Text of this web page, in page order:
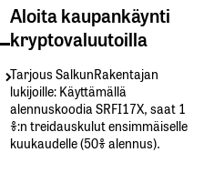
Aloita kaupankäynti
kryptovaluutoilla
Tarjous SalkunRakentajan
lukijoille: Käyttämällä​ ​
alennuskoodia​ ​SRFI17X,​ ​saat​ ​1
%:n treidauskulut​ ​ensimmäiselle​ ​
kuukaudelle​ ​(50%​ ​alennus).